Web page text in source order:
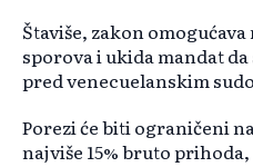
Štaviše, zakon
sporova i ukida mandat
pred venecuelanskim
Porezi će biti ograničeni
najviše 15% bruto